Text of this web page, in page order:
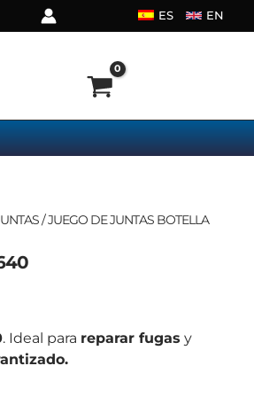
ES EN
/ JUEGO DE JUNTAS BOTELLA
. Ideal para reparar fugas y